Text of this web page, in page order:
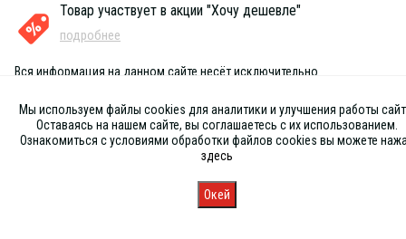
Товар участвует в акции "Хочу дешевле"
подробнее
Вся информация на данном сайте несёт исключительно
публичной офертой, определяемой положениями Статьи 437 (2) ГК
РФ
Запись
Мы используем файлы cookies для аналитики и улучшения работы
Оставаясь на нашем сайте, вы соглашаетесь с их использованием.
Ознакомиться с условиями обработки файлов cookies вы можете
здесь
Окей